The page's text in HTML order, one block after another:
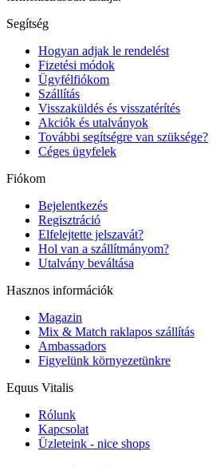
Segítség
Hogyan adjak le rendelést
Fizetési módok
Ügyfélfiókom
Szállítás
Visszaküldés és visszatérítés
Akciók és utalványok
További segítségre van szüksége?
Céges ügyfelek
Fiókom
Bejelentkezés
Regisztráció
Elfelejtette jelszavát?
Hol van a szállítmányom?
Utalvány beváltása
Hasznos információk
Magazin
Mix & Match raklapos szállítás
Ambassadors
Figyelünk környezetünkre
Equus Vitalis
Rólunk
Kapcsolat
Üzleteink - nice shops